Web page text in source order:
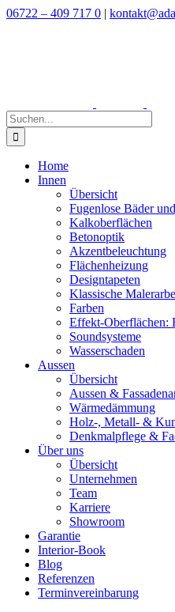
Zum
06722 – 409 717 0 |
Suche
nach:
Home
Innen
Übersicht
Fugenlose Bäder
Kalkoberflächen
Betonoptik
Akzentbeleuchtung
Flächenheizung
Designtapeten
Klassische
Farben
Effekt-Oberflächen:
Soundsysteme
Wasserschaden
Aussen
Übersicht
Aussen &
Wärmedämmung
Holz-, Metall- &
Denkmalpflege &
Über uns
Übersicht
Unternehmen
Team
Karriere
Showroom
Garantie
Interior-Book
Blog
Referenzen
Terminvereinbarung